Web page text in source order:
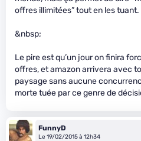
offres illimitées” tout en les tuant.
&nbsp;
Le pire est qu’un jour on finira
offres, et amazon arrivera avec
paysage sans aucune
morte tuée par ce genre de
FunnyD
Le 19/02/2015 à 12h34